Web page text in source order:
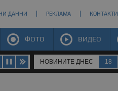
ДАННИ РЕКЛАМА КОНТАКТИ
ФОТО ВИДЕО
НОВИНИТЕ ДНЕС 18